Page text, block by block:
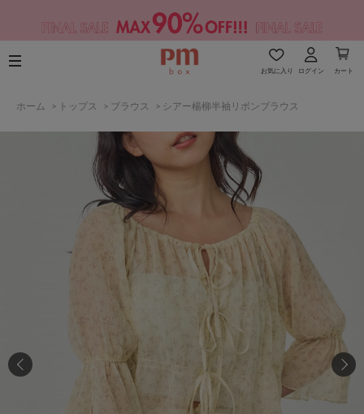
お気に入り ログイン カート
ホーム > トップス > ブラウス > シアー楊柳半袖リボンブラウス